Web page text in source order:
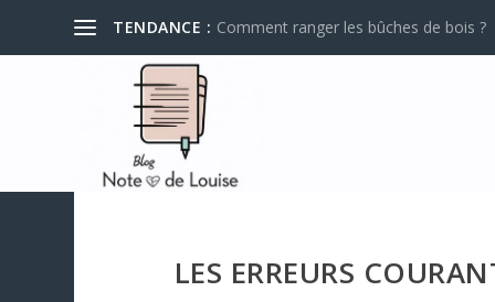
TENDANCE : Comment ranger les bûches de bois ?
LES ERREURS